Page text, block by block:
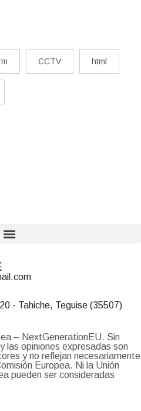
CCTV html
- Tahiche, Teguise (35507)
– NextGenerationEU. Sin
las opiniones expresadas son
y no reflejan necesariamente
Europea. Ni la Unión
pueden ser consideradas